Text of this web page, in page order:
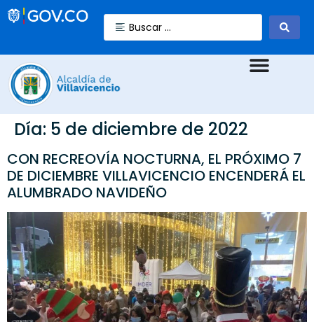
Día: 5 de diciembre de 2022
CON RECREOVÍA NOCTURNA, EL PRÓXIMO 7
DE DICIEMBRE VILLAVICENCIO ENCENDERÁ EL
ALUMBRADO NAVIDEÑO